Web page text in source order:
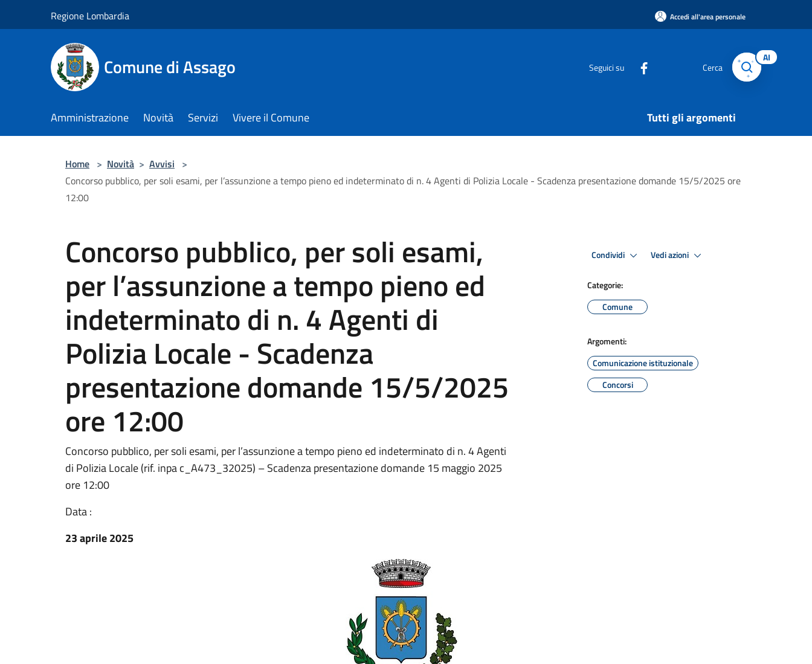
Regione Lombardia Accedi all'area personale
Comune di Assago Seguici su Cerca
AI
Amministrazione Novità Servizi Vivere il Comune Tutti gli argomenti
Home > Novità > Avvisi >
Concorso pubblico, per soli esami, per l’assunzione a tempo pieno ed indeterminato di n. 4 Agenti di Polizia Locale - Scadenza presentazione domande 15/5/2025 ore
12:00
Concorso pubblico, per soli esami,
per l’assunzione a tempo pieno ed
indeterminato di n. 4 Agenti di
Polizia Locale - Scadenza
presentazione domande 15/5/2025
ore 12:00
Concorso pubblico, per soli esami, per l’assunzione a tempo pieno ed indeterminato di n. 4 Agenti
di Polizia Locale (rif. inpa c_A473_32025) – Scadenza presentazione domande 15 maggio 2025
ore 12:00
Data :
23 aprile 2025
Condividi Vedi azioni
Categorie:
Comune
Argomenti:
Comunicazione istituzionale
Concorsi